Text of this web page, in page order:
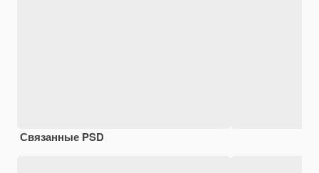
Связанные PSD